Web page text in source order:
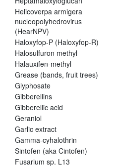
Helicoverpa armigera
nucleopolyhedrovirus
(HearNPV)
Haloxyfop-P (Haloxyfop-R)
Halosulfuron methyl
Halauxifen-methyl
Grease (bands, fruit trees)
Glyphosate
Gibberellins
Gibberellic acid
Geraniol
Garlic extract
Gamma-cyhalothrin
Sintofen (aka Cintofen)
Fusarium sp. L13